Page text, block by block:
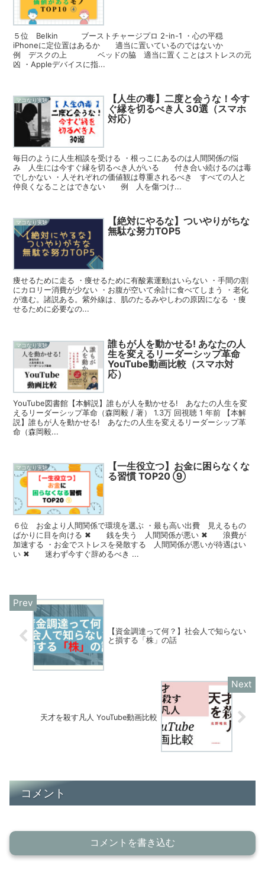
５位 Belkin ブーストチャージプロ 2-in-1 ・心の平穏
iPhoneに定位置はあるか 適当に置いているのではないか
例 デスクの上 ベッドの脇 適当に置くことはストレスの元
凶 ・Appleデバイスに指...
マコなり実験
【人生の毒】二度と会うな！今す
ぐ縁を切るべき人 30選（スマホ
対応）
毎日のように人生相談を受ける ・根っこにあるのは人間関係の悩
み 人生には今すぐ縁を切るべき人がいる 付き合い続けるのは毒
でしかない ・人それぞれの価値観は尊重されるべき すべての人と
仲良くなることはできない 例 人を傷つけ...
マコなり実験
【絶対にやるな】ついやりがちな
無駄な努力TOP5
痩せるために走る ・痩せるために有酸素運動はいらない ・手間の割
にカロリー消費が少ない ・お腹が空いて余計に食べてしまう ・老化
が進む。諸説ある。紫外線は、肌のたるみやしわの原因になる ・痩
せるために必要なの...
マコなり実験
誰もが人を動かせる! あなたの人
生を変えるリーダーシップ革命
YouTube動画比較（スマホ対
応）
YouTube図書館【本解説】誰もが人を動かせる! あなたの人生を変
えるリーダーシップ革命（森岡毅 / 著） 1.3万 回視聴 1 年前 【本解
説】誰もが人を動かせる! あなたの人生を変えるリーダーシップ革
命（森岡毅...
マコなり実験
【一生役立つ】お金に困らなくな
る習慣 TOP20 ⑨
６位 お金より人間関係で環境を選ぶ ・最も高い出費 見えるもの
ばかりに目を向ける ✖ 銭を失う 人間関係が悪い ✖ 浪費が
加速する ・お金でストレスを発散する 人間関係が悪いが待遇はい
い ✖ 迷わず今すぐ辞めるべき ...
【資金調達って何？】社会人で知らない
と損する「株」の話
天才を殺す凡人 YouTube動画比較
コメント
コメントを書き込む